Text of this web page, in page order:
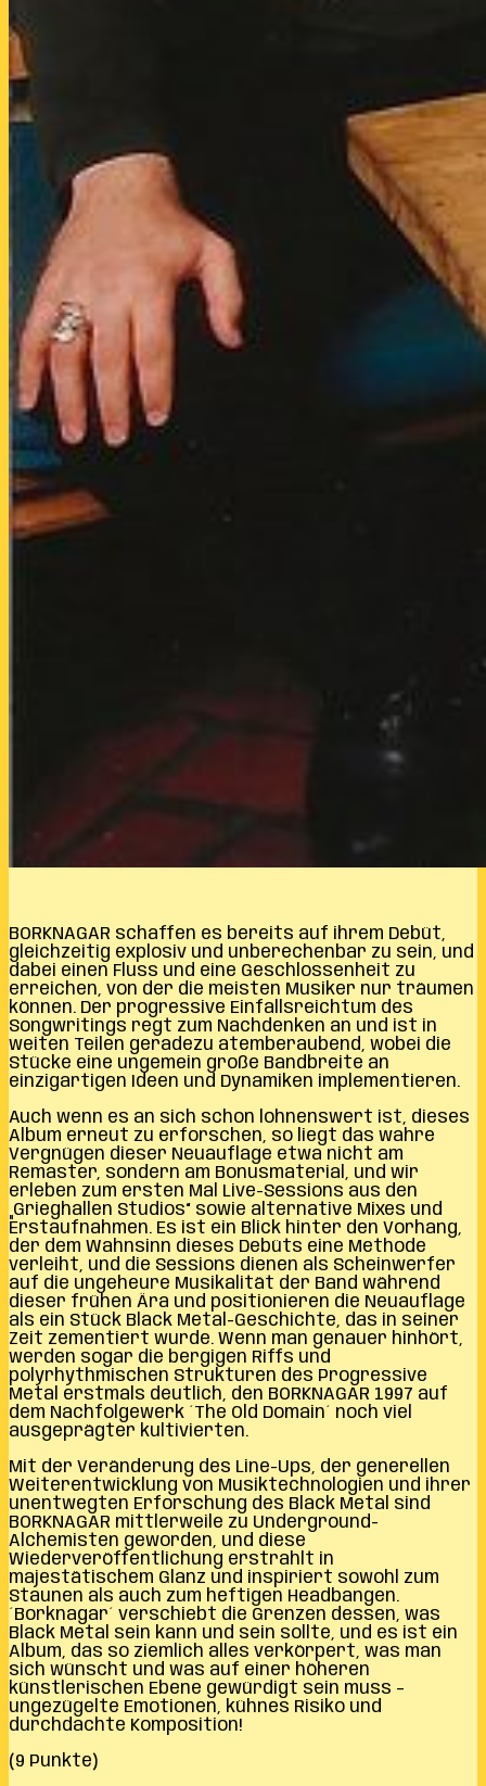
BORKNAGAR schaffen es bereits auf ihrem Debüt,
gleichzeitig explosiv und unberechenbar zu sein, und
dabei einen Fluss und eine Geschlossenheit zu
erreichen, von der die meisten Musiker nur träumen
können. Der progressive Einfallsreichtum des
Songwritings regt zum Nachdenken an und ist in
weiten Teilen geradezu atemberaubend, wobei die
Stücke eine ungemein große Bandbreite an
einzigartigen Ideen und Dynamiken implementieren.
Auch wenn es an sich schon lohnenswert ist, dieses
Album erneut zu erforschen, so liegt das wahre
Vergnügen dieser Neuauflage etwa nicht am
Remaster, sondern am Bonusmaterial, und wir
erleben zum ersten Mal Live-Sessions aus den
„Grieghallen Studios“ sowie alternative Mixes und
Erstaufnahmen. Es ist ein Blick hinter den Vorhang,
der dem Wahnsinn dieses Debüts eine Methode
verleiht, und die Sessions dienen als Scheinwerfer
auf die ungeheure Musikalität der Band während
dieser frühen Ära und positionieren die Neuauflage
als ein Stück Black Metal-Geschichte, das in seiner
Zeit zementiert wurde. Wenn man genauer hinhört,
werden sogar die bergigen Riffs und
polyrhythmischen Strukturen des Progressive
Metal erstmals deutlich, den BORKNAGAR 1997 auf
dem Nachfolgewerk ´The Old Domain´ noch viel
ausgeprägter kultivierten.
Mit der Veränderung des Line-Ups, der generellen
Weiterentwicklung von Musiktechnologien und ihrer
unentwegten Erforschung des Black Metal sind
BORKNAGAR mittlerweile zu Underground-
Alchemisten geworden, und diese
Wiederveröffentlichung erstrahlt in
majestätischem Glanz und inspiriert sowohl zum
Staunen als auch zum heftigen Headbangen.
´Borknagar´ verschiebt die Grenzen dessen, was
Black Metal sein kann und sein sollte, und es ist ein
Album, das so ziemlich alles verkörpert, was man
sich wünscht und was auf einer höheren
künstlerischen Ebene gewürdigt sein muss –
ungezügelte Emotionen, kühnes Risiko und
durchdachte Komposition!
(9 Punkte)